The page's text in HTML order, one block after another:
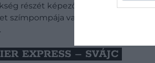
részét képező vasútvonal
szímpompája valóban egy életre
EXPRESS – SVÁJC